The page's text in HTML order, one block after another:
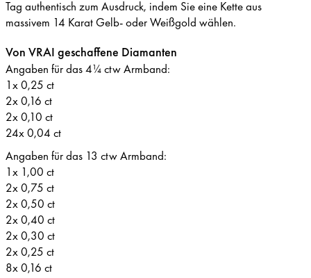
Tag authentisch zum Ausdruck, indem Sie eine Kette aus
massivem 14 Karat Gelb- oder Weißgold wählen.
Von VRAI geschaffene Diamanten
Angaben für das 4¼ ctw Armband:
1x 0,25 ct
2x 0,16 ct
2x 0,10 ct
24x 0,04 ct
Angaben für das 13 ctw Armband:
1x 1,00 ct
2x 0,75 ct
2x 0,50 ct
2x 0,40 ct
2x 0,30 ct
2x 0,25 ct
8x 0,16 ct